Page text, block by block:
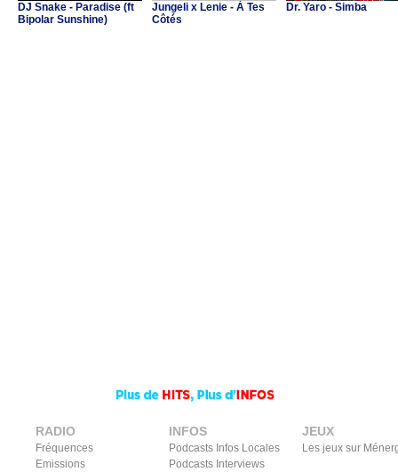
DJ Snake - Paradise (ft
Bipolar Sunshine)
Jungeli x Lenie - À Tes
Côtés
Dr. Yaro - Simba
RADIO
Fréquences
Emissions
INFOS
Podcasts Infos Locales
Podcasts Interviews
JEUX
Les jeux sur